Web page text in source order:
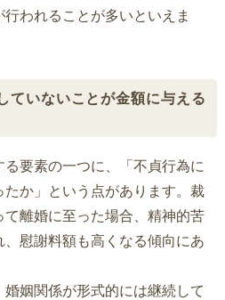
われることが多いといえま
いないことが金額に与える
要素の一つに、「不貞行為に
か」という点があります。裁
離婚に至った場合、精神的苦
慰謝料額も高くなる傾向にあ
姻関係が形式的には継続して